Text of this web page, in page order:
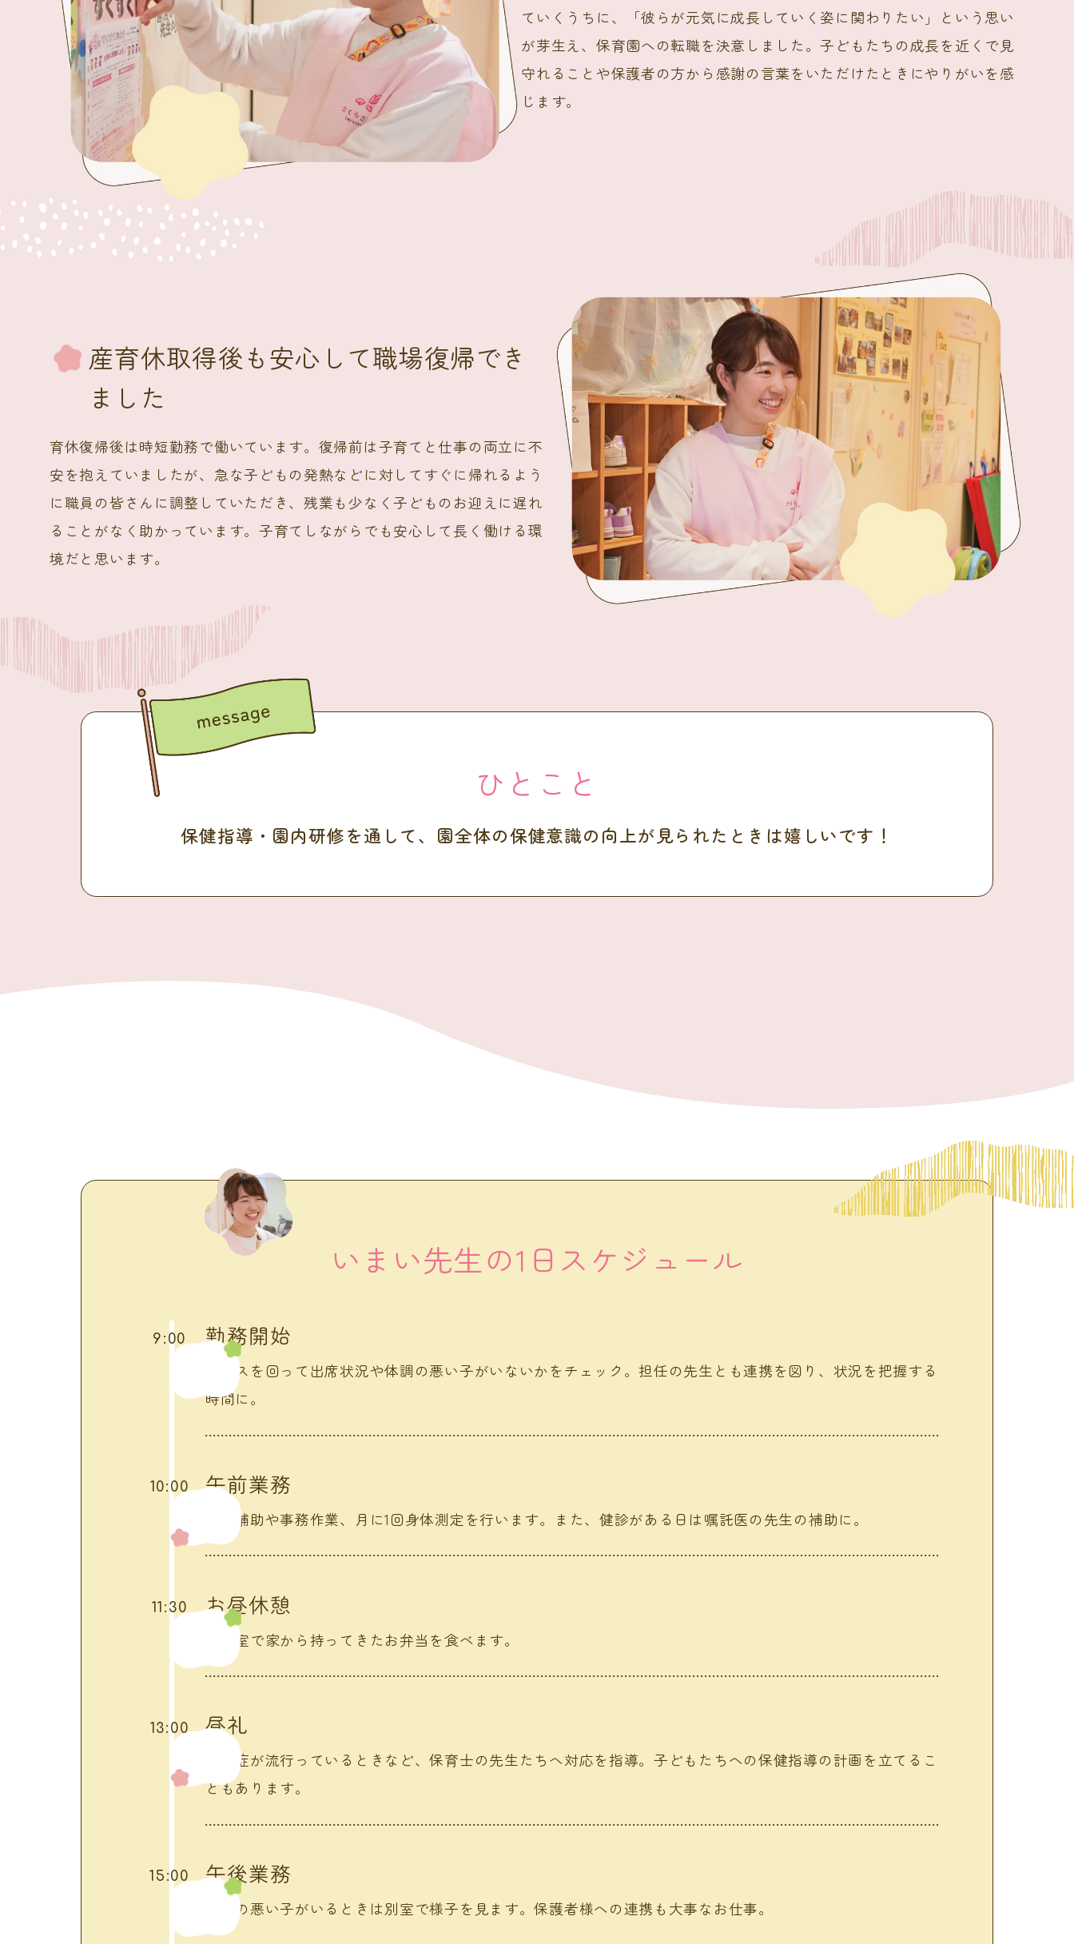
ていくうちに、「彼らが元気に成長していく姿に関わりたい」という思い
が芽生え、保育園への転職を決意しました。子どもたちの成長を近くで見
守れることや保護者の方から感謝の言葉をいただけたときにやりがいを感
じます。
産育休取得後も安心して職場復帰でき
ました
育休復帰後は時短勤務で働いています。復帰前は子育てと仕事の両立に不
安を抱えていましたが、急な子どもの発熱などに対してすぐに帰れるよう
に職員の皆さんに調整していただき、残業も少なく子どものお迎えに遅れ
ることがなく助かっています。子育てしながらでも安心して長く働ける環
境だと思います。
ひとこと
保健指導・園内研修を通して、園全体の保健意識の向上が見られたときは嬉しいです！
いまい先生の1日スケジュール
9:00 勤務開始
クラスを回って出席状況や体調の悪い子がいないかをチェック。担任の先生とも連携を図り、状況を把握する
時間に。
10:00 午前業務
保育補助や事務作業、月に1回身体測定を行います。また、健診がある日は嘱託医の先生の補助に。
11:30 お昼休憩
休憩室で家から持ってきたお弁当を食べます。
13:00 昼礼
感染症が流行っているときなど、保育士の先生たちへ対応を指導。子どもたちへの保健指導の計画を立てるこ
ともあります。
15:00 午後業務
体調の悪い子がいるときは別室で様子を見ます。保護者様への連携も大事なお仕事。